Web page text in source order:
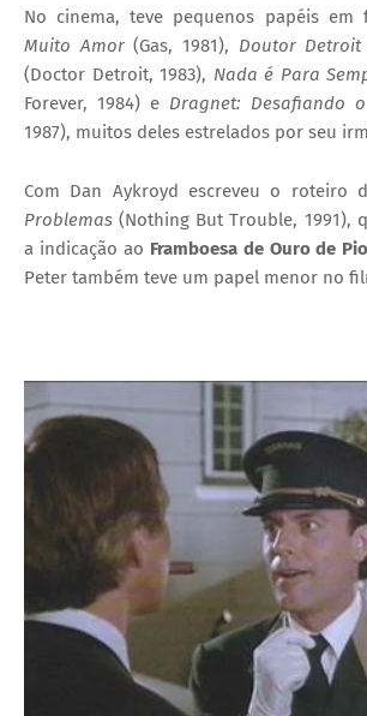
No cinema, teve pequenos papéis em
Muito Amor(Gas, 1981), Doutor
(Doctor Detroit, 1983), Nada é Para
Forever, 1984) e Dragnet: Desafiando
1987), muitos deles estrelados por seu
Com Dan Aykroyd escreveu o roteiro
Problemas (Nothing But Trouble, 1991),
a indicação ao Framboesa de Ouro de
Peter também teve um papel menor no